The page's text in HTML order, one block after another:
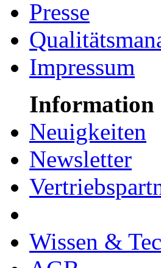
Presse
Impressum
Information
Neuigkeiten
Newsletter
Wissen &